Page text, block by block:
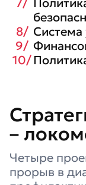
Система
–
Четыре
прорыв в